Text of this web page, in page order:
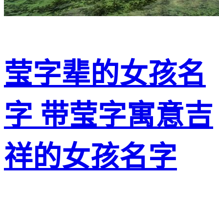
莹字辈的女孩名
字 带莹字寓意吉
祥的女孩名字